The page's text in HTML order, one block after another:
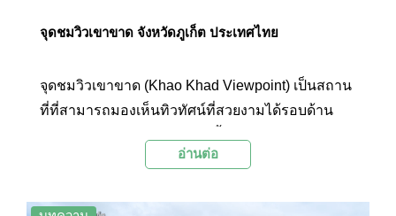
จุดชมวิวเขาขาด จังหวัดภูเก็ต ประเทศไทย
จุดชมวิวเขาขาด (Khao Khad Viewpoint) เป็นสถาน
ที่ที่สามารถมองเห็นทิวทัศน์ที่สวยงามได้รอบด้าน
ตะวันตกเป็นอ่าวฉลอง ส่วนด้านหลังเป็นแนวเทือก
อ่านต่อ